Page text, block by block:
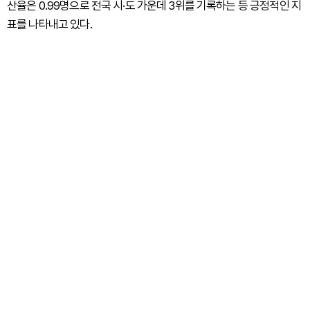
산율은 0.99명으로 전국 시·도 가운데 3위를 기록하는 등 긍정적인 지
표를 나타내고 있다.